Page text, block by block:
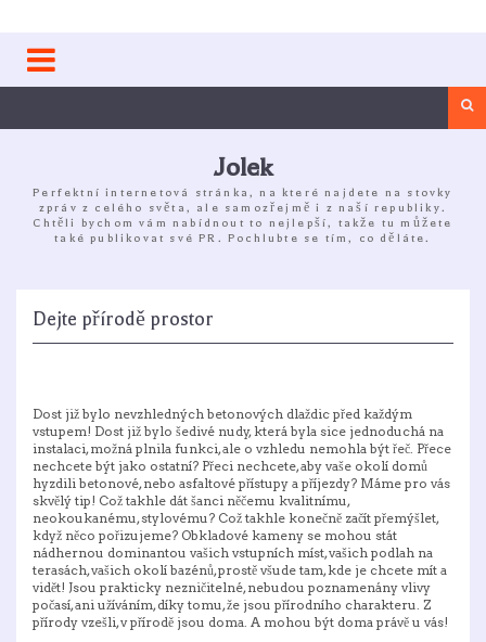
to
content
Jolek
Perfektní internetová stránka, na které najdete na stovky
zpráv z celého světa, ale samozřejmě i z naší republiky.
Chtěli bychom vám nabídnout to nejlepší, takže tu můžete
také publikovat své PR. Pochlubte se tím, co děláte.
Dejte přírodě prostor
Dost již bylo nevzhledných betonových dlaždic před každým
vstupem! Dost již bylo šedivé nudy, která byla sice jednoduchá na
instalaci, možná plnila funkci, ale o vzhledu nemohla být řeč. Přece
nechcete být jako ostatní? Přeci nechcete, aby vaše okolí domů
hyzdili betonové, nebo asfaltové přístupy a příjezdy? Máme pro vás
skvělý tip! Což takhle dát šanci něčemu kvalitnímu,
neokoukanému, stylovému? Což takhle konečně začít přemýšlet,
když něco pořizujeme? Obkladové kameny se mohou stát
nádhernou dominantou vašich vstupních míst, vašich podlah na
terasách, vašich okolí bazénů, prostě všude tam, kde je chcete mít a
vidět! Jsou prakticky nezničitelné, nebudou poznamenány vlivy
počasí, ani užíváním, díky tomu, že jsou přírodního charakteru. Z
přírody vzešli, v přírodě jsou doma. A mohou být doma právě u vás!